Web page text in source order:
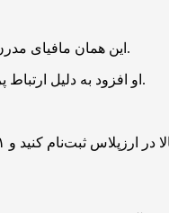
این همان مافیای مدرن است. هیچ‌کس نیست که به او شکایت کنم یا مقابله کنم.
او افزود به دلیل ارتباط پروژه با خانواده رئیس‌جمهور آمریکا، امکان اعتراض قانونی ندارد.